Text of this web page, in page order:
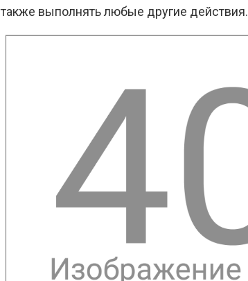
также выполнять любые другие действия.